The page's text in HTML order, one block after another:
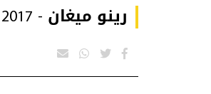
رينو ميغان - 2017